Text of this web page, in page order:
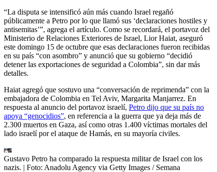
“La disputa se intensificó aún más cuando Israel regañó
públicamente a Petro por lo que llamó sus ‘declaraciones hostiles y
antisemitas’”, agrega el artículo. Como se recordará, el portavoz del
Ministerio de Relaciones Exteriores de Israel, Lior Haiat, aseguró
este domingo 15 de octubre que esas declaraciones fueron recibidas
en su país “con asombro” y anunció que su gobierno “decidió
detener las exportaciones de seguridad a Colombia”, sin dar más
detalles.
Haiat agregó que sostuvo una “conversación de reprimenda” con la
embajadora de Colombia en Tel Aviv, Margarita Manjarrez. En
respuesta al anuncio del portavoz israelí, Petro dijo que su país no
apoya “genocidios”, en referencia a la guerra que ya deja más de
2.300 muertos en Gaza, así como otras 1.400 víctimas mortales del
lado israelí por el ataque de Hamás, en su mayoría civiles.
Gustavo Petro ha comparado la respuesta militar de Israel con los
nazis. | Foto: Anadolu Agency via Getty Images / Semana